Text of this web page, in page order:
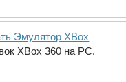
Эмулятор XBox
XВox 360 на РС.